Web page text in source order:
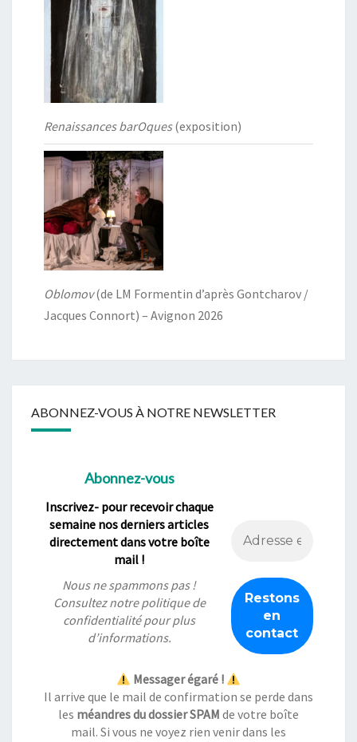
Renaissances barOques(exposition)
Oblomov(de LM Formentin d’après Gontcharov /
Jacques Connort) – Avignon 2026
ABONNEZ-VOUS À NOTRE NEWSLETTER
Abonnez-vous
Inscrivez- pour recevoir chaque
semaine nos derniers articles
directement dans votre boîte
mail !
Nous ne spammons pas !
Consultez notrepolitique de
confidentialitépour plus
d’informations.
Messager égaré !
Il arrive que le mail de confirmation se perde dans
les méandres du dossier SPAM de votre boîte
mail. Si vous ne voyez rien venir dans les